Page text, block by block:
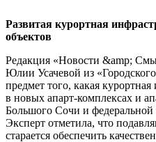
Развитая курортная
объектов
Редакция «Новости &amp;
Юлии Усачевой из
предмет того, какая
в новых апарт-комплексах и
Большого Сочи и
Эксперт отметила, что
старается обеспечить